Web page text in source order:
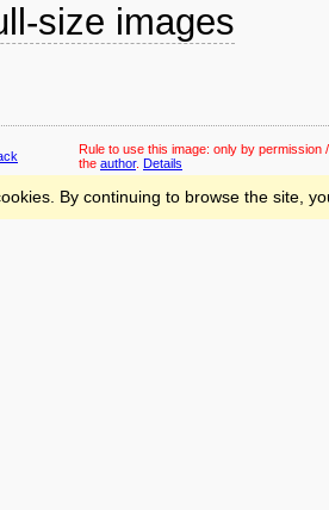
size images
Rule to use this image: only by permission
the author. Details
By continuing to browse the site,